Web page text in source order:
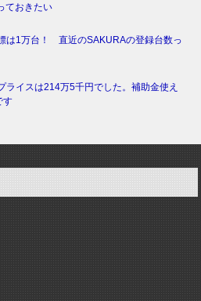
ておきたい
は1万台！ 直近のSAKURAの登録台数っ
ライスは214万5千円でした。補助金使え
す